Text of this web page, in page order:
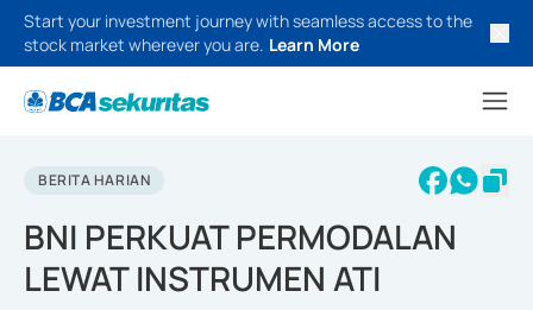
Start your investment journey with seamless access to the
stock market wherever you are. Learn More
BERITA HARIAN
BNI PERKUAT PERMODALAN
LEWAT INSTRUMEN ATI